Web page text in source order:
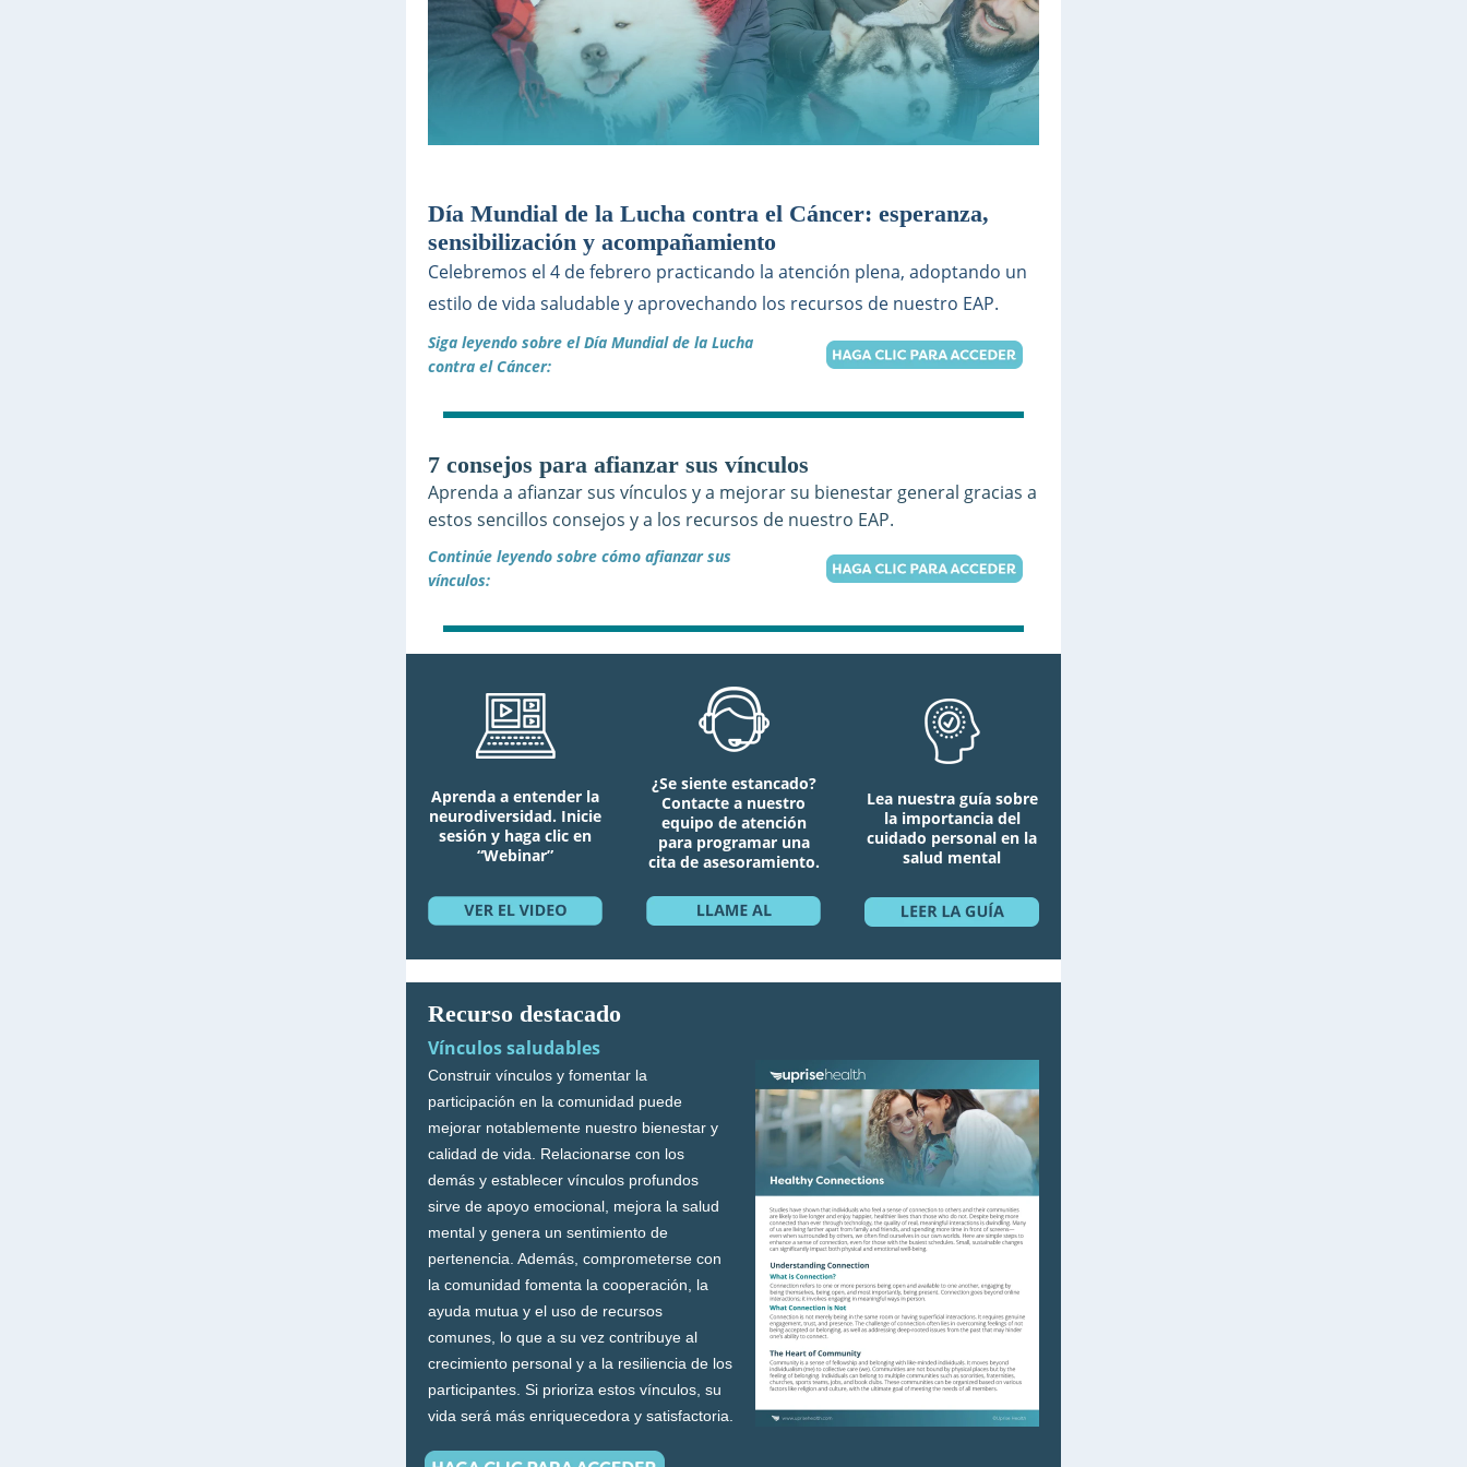
Día Mundial de la Lucha contra el Cáncer: esperanza,
sensibilización y acompañamiento
Celebremos el 4 de febrero practicando la atención plena, adoptando un
estilo de vida saludable y aprovechando los recursos de nuestro EAP.
Siga leyendo sobre el Día Mundial de la Lucha
contra el Cáncer:
7 consejos para afianzar sus vínculos
Aprenda a afianzar sus vínculos y a mejorar su bienestar general gracias a
estos sencillos consejos y a los recursos de nuestro EAP.
Continúe leyendo sobre cómo afianzar sus
vínculos:
Aprenda a entender la
neurodiversidad. Inicie
sesión y haga clic en
“Webinar”
¿Se siente estancado?
Contacte a nuestro
equipo de atención
para programar una
cita de asesoramiento.
Lea nuestra guía sobre
la importancia del
cuidado personal en la
salud mental
Recurso destacado
Vínculos saludables
Construir vínculos y fomentar la
participación en la comunidad puede
mejorar notablemente nuestro bienestar y
calidad de vida. Relacionarse con los
demás y establecer vínculos profundos
sirve de apoyo emocional, mejora la salud
mental y genera un sentimiento de
pertenencia. Además, comprometerse con
la comunidad fomenta la cooperación, la
ayuda mutua y el uso de recursos
comunes, lo que a su vez contribuye al
crecimiento personal y a la resiliencia de los
participantes. Si prioriza estos vínculos, su
vida será más enriquecedora y satisfactoria.